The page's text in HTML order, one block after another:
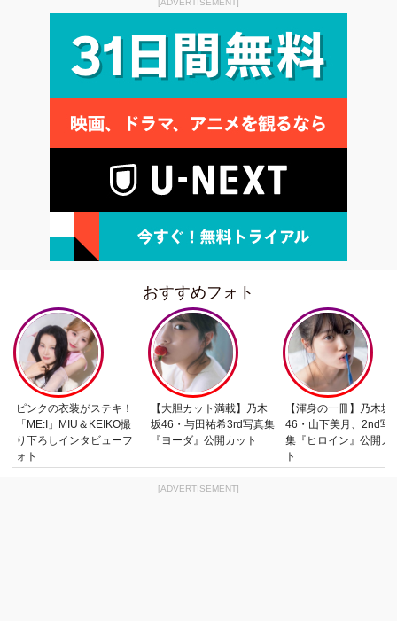
おすすめフォト
ピンクの衣装がステキ！
「ME:I」MIU＆KEIKO撮
り下ろしインタビューフ
ォト
【大胆カット満載】乃木
坂46・与田祐希3rd写真集
『ヨーダ』公開カット
【渾身の一冊】乃木坂
46・山下美月、2nd写
集『ヒロイン』公開カ
ト
[ADVERTISEMENT]